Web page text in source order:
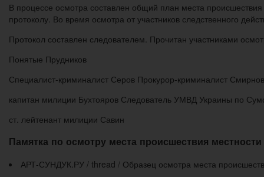
В процессе осмотра составлен общий план места
протоколу. Во время осмотра от участников следственного
Протокол составлен следователем. Прочитан участниками
Понятые Прудников
Специалист-криминалист Серов Прокурор-криминалист
капитан милиции Бухтояров Следователь УМВД Украины по
ст. лейтенант милиции Савин
Памятка по осмотру места происшествия местности
АРТ-СУНДУК.РУ / thread / Образец осмотра места